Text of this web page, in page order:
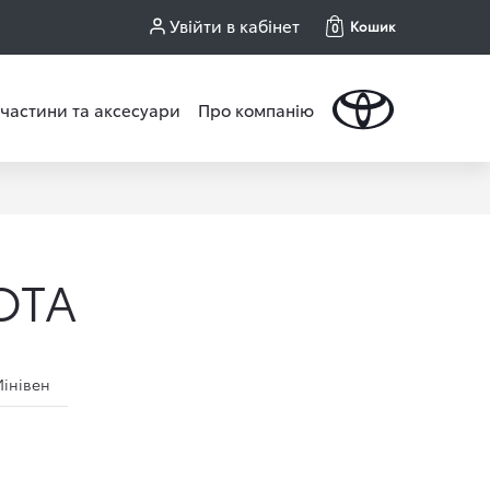
Увійти в кабінет 0 Кошик
та аксесуари Про компанію